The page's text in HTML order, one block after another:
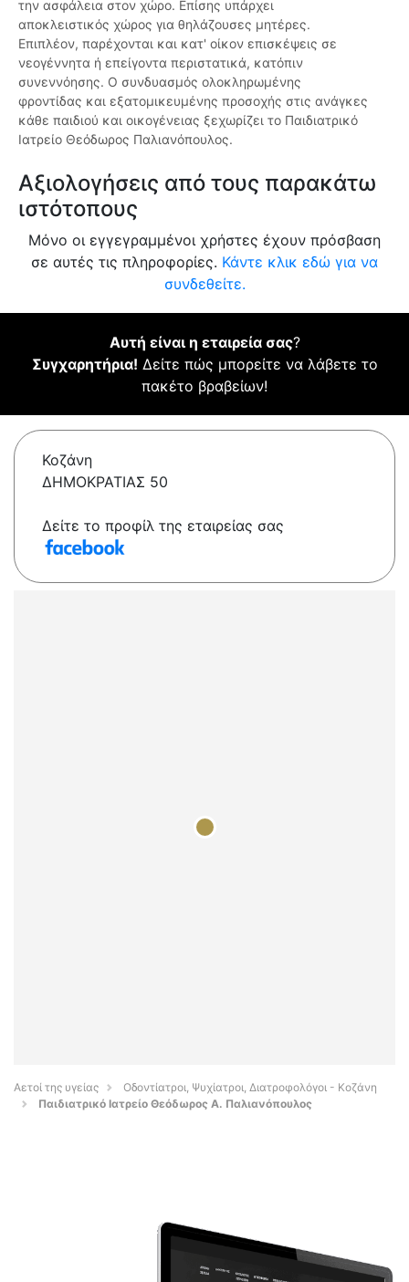
την ασφάλεια στον χώρο. Επίσης υπάρχει
αποκλειστικός χώρος για θηλάζουσες μητέρες.
Επιπλέον, παρέχονται και κατ' οίκον επισκέψεις σε
νεογέννητα ή επείγοντα περιστατικά, κατόπιν
συνεννόησης. Ο συνδυασμός ολοκληρωμένης
φροντίδας και εξατομικευμένης προσοχής στις ανάγκες
κάθε παιδιού και οικογένειας ξεχωρίζει το Παιδιατρικό
Ιατρείο Θεόδωρος Παλιανόπουλος.
Αξιολογήσεις από τους παρακάτω
ιστότοπους
Μόνο οι εγγεγραμμένοι χρήστες έχουν πρόσβαση
σε αυτές τις πληροφορίες. Κάντε κλικ εδώ για να
συνδεθείτε.
Αυτή είναι η εταιρεία σας?
Συγχαρητήρια! Δείτε πώς μπορείτε να λάβετε το
πακέτο βραβείων!
Κοζάνη
ΔΗΜΟΚΡΑΤΙΑΣ 50
Δείτε το προφίλ της εταιρείας σας
Αετοί της υγείας
Οδοντίατροι, Ψυχίατροι, Διατροφολόγοι - Κοζάνη
Παιδιατρικό Ιατρείο Θεόδωρος Α. Παλιανόπουλος